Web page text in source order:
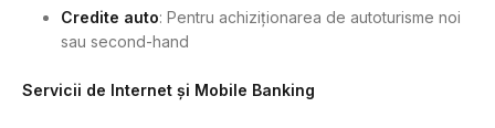
Credite auto: Pentru achiziționarea de autoturisme noi
sau second-hand
Servicii de Internet și Mobile Banking